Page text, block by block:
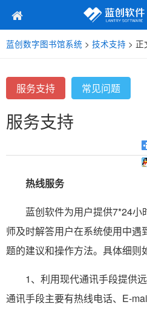
蓝创数字图书馆系统 > 技术支持 > 正
服务支持 常见问题
服务支持
热线服务
蓝创软件为用户提供7*24小
师及时解答用户在系统使用中遇
题的建议和操作方法。具体细则
1、利用现代通讯手段提供远
通讯手段主要有热线电话、E-